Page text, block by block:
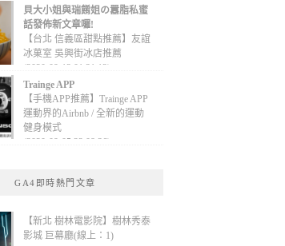
貝大小姐與瑞餚姐の囂脂私蜜
話發佈新文章囉!
【台北 信義區甜點推薦】友誼
冰菓室 吳興街冰店推薦
(2020-09-13 01:31:12)
Trainge APP
【手機APP推薦】Trainge APP
運動界的Airbnb / 全新的運動
健身模式
(2020-09-05 22:08:36)
GA4即時熱門文章
【新北 樹林電影院】樹林秀泰
影城 巨幕廳(線上：1)